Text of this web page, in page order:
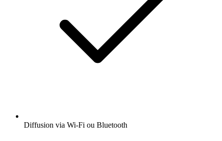
Diffusion via Wi-Fi ou Bluetooth